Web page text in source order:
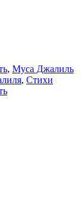
, Муса Джалиль
, Стихи